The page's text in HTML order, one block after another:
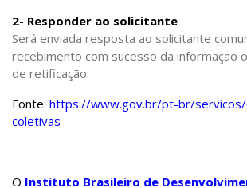
2- Responder ao solicitante
Será enviada resposta ao solicitante
recebimento com sucesso da informação
de retificação.
Fonte: https://www.gov.br/pt-br/servicos/
coletivas
O Instituto Brasileiro de